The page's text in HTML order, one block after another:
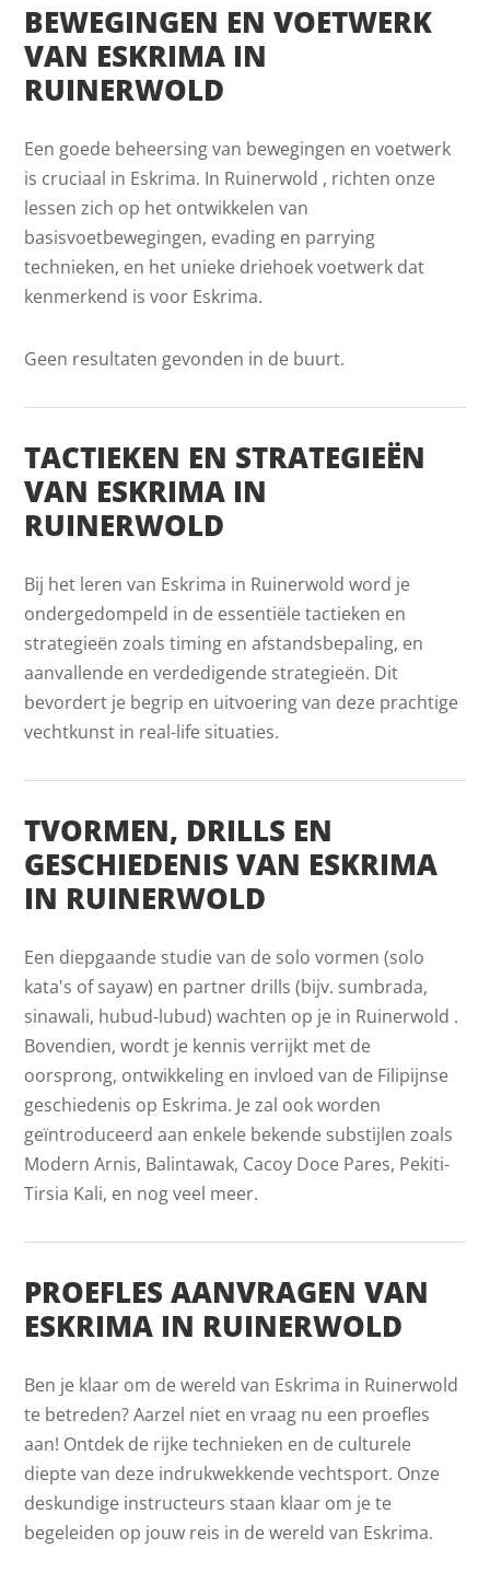
BEWEGINGEN EN VOETWERK
VAN ESKRIMA IN
RUINERWOLD
Een goede beheersing van bewegingen en voetwerk
is cruciaal in Eskrima. In Ruinerwold , richten onze
lessen zich op het ontwikkelen van
basisvoetbewegingen, evading en parrying
technieken, en het unieke driehoek voetwerk dat
kenmerkend is voor Eskrima.
Geen resultaten gevonden in de buurt.
TACTIEKEN EN STRATEGIEËN
VAN ESKRIMA IN
RUINERWOLD
Bij het leren van Eskrima in Ruinerwold word je
ondergedompeld in de essentiële tactieken en
strategieën zoals timing en afstandsbepaling, en
aanvallende en verdedigende strategieën. Dit
bevordert je begrip en uitvoering van deze prachtige
vechtkunst in real-life situaties.
TVORMEN, DRILLS EN
GESCHIEDENIS VAN ESKRIMA
IN RUINERWOLD
Een diepgaande studie van de solo vormen (solo
kata's of sayaw) en partner drills (bijv. sumbrada,
sinawali, hubud-lubud) wachten op je in Ruinerwold .
Bovendien, wordt je kennis verrijkt met de
oorsprong, ontwikkeling en invloed van de Filipijnse
geschiedenis op Eskrima. Je zal ook worden
geïntroduceerd aan enkele bekende substijlen zoals
Modern Arnis, Balintawak, Cacoy Doce Pares, Pekiti-
Tirsia Kali, en nog veel meer.
PROEFLES AANVRAGEN VAN
ESKRIMA IN RUINERWOLD
Ben je klaar om de wereld van Eskrima in Ruinerwold
te betreden? Aarzel niet en vraag nu een proefles
aan! Ontdek de rijke technieken en de culturele
diepte van deze indrukwekkende vechtsport. Onze
deskundige instructeurs staan klaar om je te
begeleiden op jouw reis in de wereld van Eskrima.